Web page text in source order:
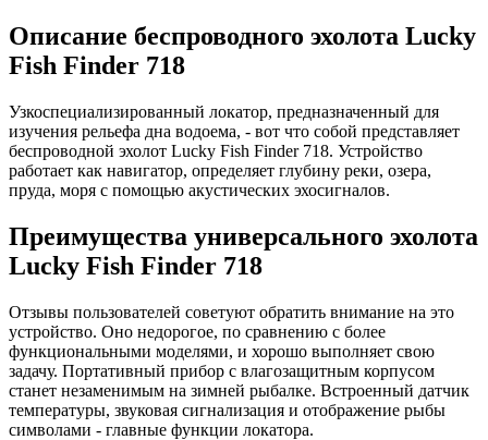
Описание беспроводного эхолота Lucky
Fish Finder 718
Узкоспециализированный локатор, предназначенный для
изучения рельефа дна водоема, - вот что собой представляет
беспроводной эхолот Lucky Fish Finder 718. Устройство
работает как навигатор, определяет глубину реки, озера,
пруда, моря с помощью акустических эхосигналов.
Преимущества универсального эхолота
Lucky Fish Finder 718
Отзывы пользователей советуют обратить внимание на это
устройство. Оно недорогое, по сравнению с более
функциональными моделями, и хорошо выполняет свою
задачу. Портативный прибор с влагозащитным корпусом
станет незаменимым на зимней рыбалке. Встроенный датчик
температуры, звуковая сигнализация и отображение рыбы
символами - главные функции локатора.